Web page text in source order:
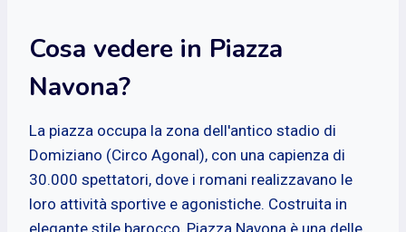
Cosa vedere in Piazza
Navona?
La piazza occupa la zona dell'antico stadio di
Domiziano (Circo Agonal), con una capienza di
30.000 spettatori, dove i romani realizzavano le
loro attività sportive e agonistiche. Costruita in
elegante stile barocco, Piazza Navona è una delle